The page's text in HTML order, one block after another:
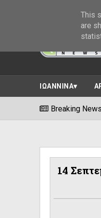
ΙΩΑΝΝΙΝΑ
Breaking News
Αεροδρόμιο των
14
This
are